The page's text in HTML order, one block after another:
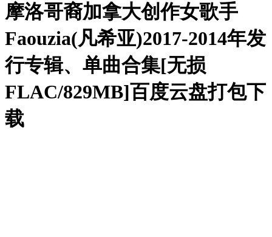
摩洛哥裔加拿大创作女歌手
Faouzia(凡希亚)2017-2014年发
行专辑、单曲合集[无损
FLAC/829MB]百度云盘打包下
载